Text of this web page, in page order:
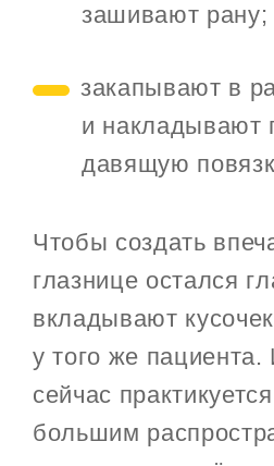
зашивают рану;
закапывают в
и накладывают
давящую
Чтобы создать
глазнице остался
вкладывают
у того же пациента.
сейчас
большим